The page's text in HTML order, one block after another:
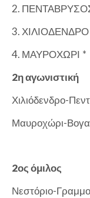
2.
3. ΧΙΛΙΟΔΕΝΔΡΟ
4. ΜΑΥΡΟΧΩΡΙ *
2η αγωνιστική
Χιλιόδενδρο-
Μαυροχώρι-
2ος όμιλος
Νεστόριο-